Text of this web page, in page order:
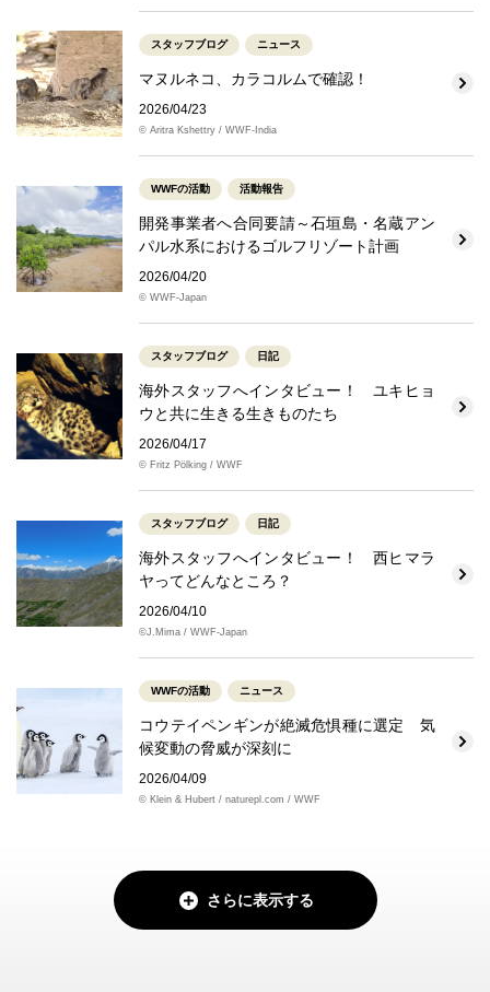
スタッフブログ ニュース
マヌルネコ、カラコルムで確認！
2026/04/23
© Aritra Kshettry / WWF-India
WWFの活動 活動報告
開発事業者へ合同要請～石垣島・名蔵アン
パル水系におけるゴルフリゾート計画
2026/04/20
© WWF-Japan
スタッフブログ 日記
海外スタッフへインタビュー！ ユキヒョ
ウと共に生きる生きものたち
2026/04/17
© Fritz Pölking / WWF
スタッフブログ 日記
海外スタッフへインタビュー！ 西ヒマラ
ヤってどんなところ？
2026/04/10
©J.Mima / WWF-Japan
WWFの活動 ニュース
コウテイペンギンが絶滅危惧種に選定 気
候変動の脅威が深刻に
2026/04/09
© Klein & Hubert / naturepl.com / WWF
さらに表示する